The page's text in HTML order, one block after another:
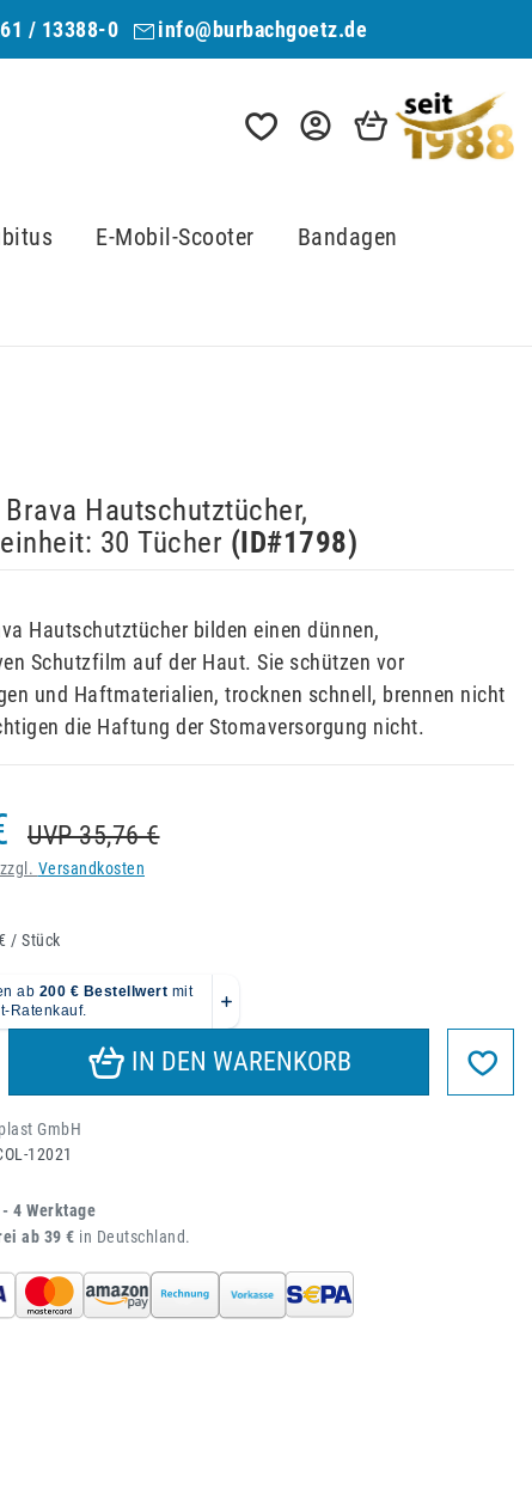
/ 13388-0 info@burbachgoetz.de
E-Mobil-Scooter Bandagen
Hautschutztücher,
30 Tücher (ID#1798)
Hautschutztücher bilden einen dünnen,
Schutzfilm auf der Haut. Sie schützen vor
und Haftmaterialien, trocknen schnell, brennen nicht
die Haftung der Stomaversorgung nicht.
UVP 35,76 €
Versandkosten
/ Stück
IN DEN WARENKORB
GmbH
12021
4 Werktage
ab 39 € in Deutschland.